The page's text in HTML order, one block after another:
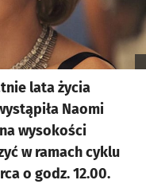
lata życia
Naomi
wysokości
w ramach cyklu
o godz. 12.00.